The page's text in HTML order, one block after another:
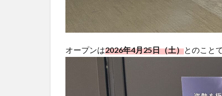
オープンは2026年4月25日（土）とのこと